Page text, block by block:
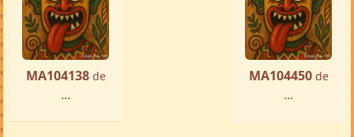
MA104138 de
...
MA104450 de
...